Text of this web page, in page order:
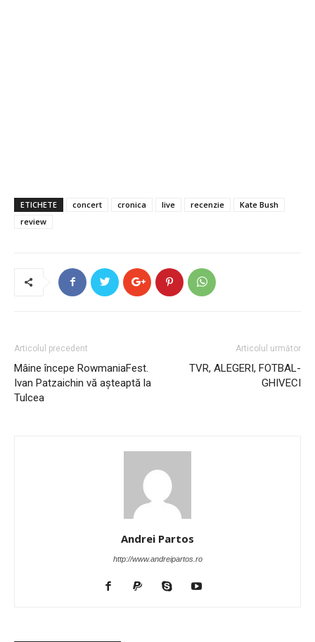
ETICHETE concert cronica live recenzie
Kate Bush
review
Articolul precedent
Mâine începe RowmaniaFest.
Ivan Patzaichin vă așteaptă la
Tulcea
Articolul următor
TVR, ALEGERI, FOTBAL-
GHIVECI
Andrei Partos
http://www.andreipartos.ro